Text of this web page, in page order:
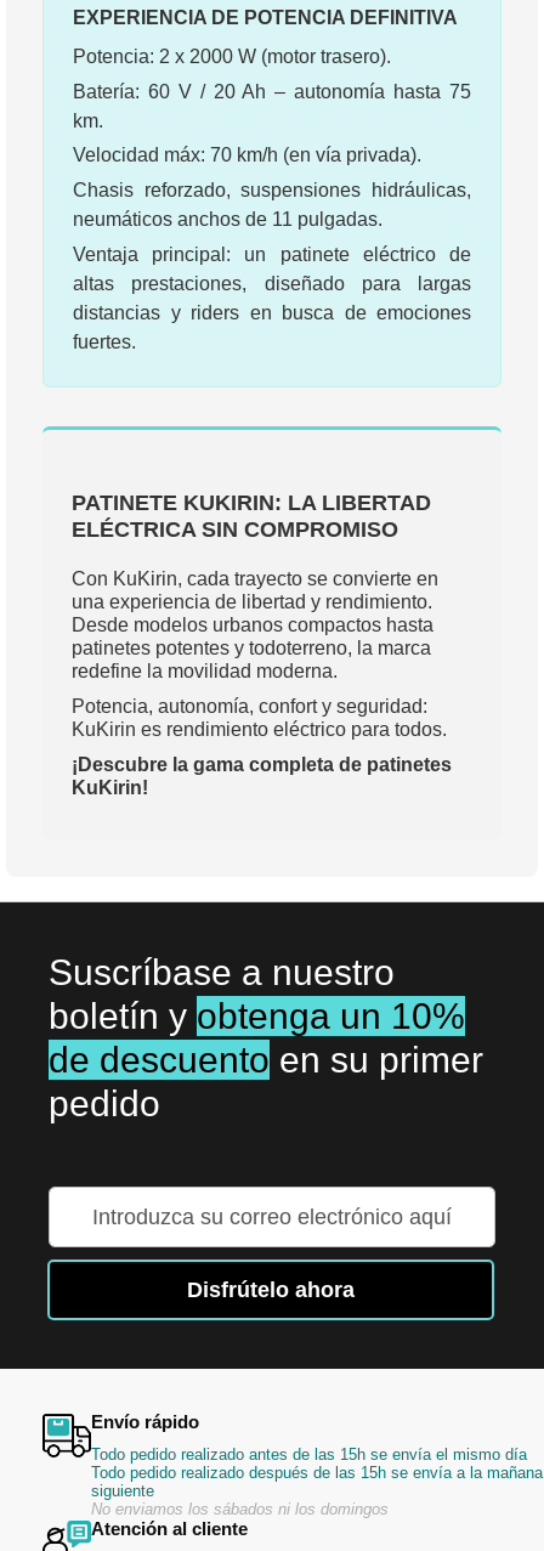
EXPERIENCIA DE POTENCIA DEFINITIVA
Potencia: 2 x 2000 W (motor trasero).
Batería: 60 V / 20 Ah – autonomía hasta 75
km.
Velocidad máx: 70 km/h (en vía privada).
Chasis reforzado, suspensiones hidráulicas,
neumáticos anchos de 11 pulgadas.
Ventaja principal: un patinete eléctrico de
altas prestaciones, diseñado para largas
distancias y riders en busca de emociones
fuertes.
PATINETE KUKIRIN: LA LIBERTAD
ELÉCTRICA SIN COMPROMISO
Con KuKirin, cada trayecto se convierte en
una experiencia de libertad y rendimiento.
Desde modelos urbanos compactos hasta
patinetes potentes y todoterreno, la marca
redefine la movilidad moderna.
Potencia, autonomía, confort y seguridad:
KuKirin es rendimiento eléctrico para todos.
¡Descubre la gama completa de patinetes
KuKirin!
Suscríbase a nuestro
boletín y obtenga un 10%
de descuento en su primer
pedido
nuestro
de
Disfrútelo ahora
Envío rápido
Todo pedido realizado antes de las 15h se envía el mismo día
Todo pedido realizado después de las 15h se envía a la mañana
siguiente
No enviamos los sábados ni los domingos
Atención al cliente